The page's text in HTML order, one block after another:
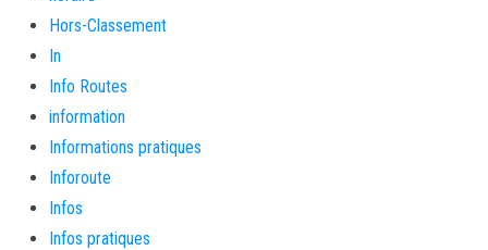
Hors-Classement
In
Info Routes
information
Informations pratiques
Inforoute
Infos
Infos pratiques